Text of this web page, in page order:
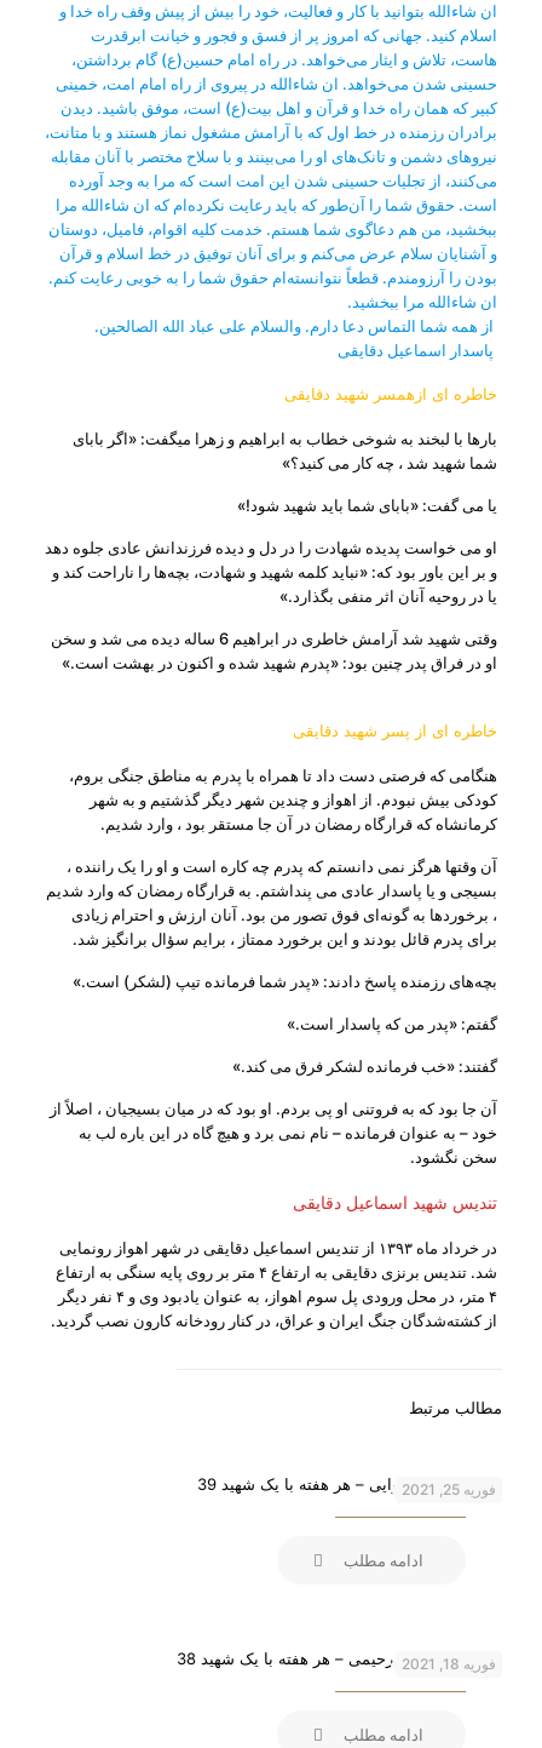
ان شاءالله بتوانيد با کار و فعاليت، خود را بيش از پيش وقف راه خدا و
اسلام کنيد. جهانی که امروز پر از فسق و فجور و خيانت ابرقدرت
هاست، تلاش و ايثار می‌خواهد. در راه امام حسين(ع) گام برداشتن،
حسينی شدن می‌خواهد. ان شاءالله در پيروی از راه امام امت، خمينی
کبير که همان راه خدا و قرآن و اهل بيت(ع) است، موفق باشيد. ديدن
برادران رزمنده در خط اول که با آرامش مشغول نماز هستند و با متانت،
نيروهای دشمن و تانک‌های او را می‌بينند و با سلاح مختصر با آنان مقابله
می‌کنند، از تجليات حسينی شدن اين امت است که مرا به وجد آورده
است. حقوق شما را آن‌طور که بايد رعايت نکرده‌‌ام که ان شاءالله مرا
ببخشيد، من هم دعاگوی شما هستم. خدمت کليه‌ اقوام، فاميل، دوستان
و آشنايان سلام عرض می‌کنم و برای آنان توفيق در خط اسلام و قرآن
بودن را آرزومندم. قطعاً نتوانسته‌ام حقوق شما را به خوبی رعايت کنم.
ان شاءالله مرا ببخشيد.
از همه‌ شما التماس دعا دارم. والسلام علی عباد الله الصالحين.
پاسدار اسماعيل دقايقی
خاطره ای ازهمسر شهید دقایقی
بارها با لبخند به شوخى خطاب به ابراهیم و زهرا می‏گفت: «اگر باباى
شما شهید شد ، چه کار می ‏کنید؟»
یا می ‏گفت: «باباى شما باید شهید شود!»
او می ‏خواست پدیده شهادت را در دل و دیده فرزندانش عادى جلوه دهد
و بر این باور بود که: «نباید کلمه شهید و شهادت، بچه‌‏ها را ناراحت کند و
یا در روحیه آنان اثر منفى بگذارد.»
وقتى شهید شد آرامش خاطرى در ابراهیم 6 ساله دیده می ‏شد و سخن
او در فراق پدر چنین بود: «پدرم شهید شده و اکنون در بهشت است.»
خاطره ای از پسر شهید دقایقی
هنگامی که فرصتى دست داد تا همراه با پدرم به مناطق جنگى بروم،
کودکى بیش نبودم. از اهواز و چندین شهر دیگر گذشتیم و به شهر
کرمانشاه که قرارگاه رمضان در آن جا مستقر بود ، وارد شدیم.
آن وقت‏ها هرگز نمی ‏دانستم که پدرم چه کاره است و او را یک راننده ،
بسیجى و یا پاسدار عادى می ‏پنداشتم. به قرارگاه رمضان که وارد شدیم
، برخوردها به گونه‌‏اى فوق تصور من بود. آنان ارزش و احترام زیادى
براى پدرم قائل بودند و این برخورد ممتاز ، برایم سؤال برانگیز شد.
بچه‌‏هاى رزمنده پاسخ دادند: «پدر شما فرمانده تیپ (لشکر) است.»
گفتم: «پدر من که پاسدار است.»
گفتند: «خب فرمانده لشکر فرق می ‏کند.»
آن جا بود که به فروتنی او پى بردم. او بود که در میان بسیجیان ، اصلاً از
خود – به عنوان فرمانده – نام نمی ‏برد و هیچ گاه در این باره لب به
سخن نگشود.
تندیس شهید اسماعیل دقایقی
در خرداد ماه ۱۳۹۳ از تندیس اسماعیل دقایقی در شهر اهواز رونمایی
شد. تندیس برنزی دقایقی به ارتفاع ۴ متر بر روی پایه سنگی به ارتفاع
۴ متر، در محل ورودی پل سوم اهواز، به عنوان یادبود وی و ۴ نفر دیگر
از کشته‌شدگان جنگ ایران و عراق، در کنار رودخانه کارون نصب گردید.
مطالب مرتبط
فوریه 25, 2021
شهید محسن وزوایی – هر هفته با یک شهید 39
ادامه مطلب
فوریه 18, 2021
شهید عبدالمجید رحیمی – هر هفته با یک شهید 38
ادامه مطلب